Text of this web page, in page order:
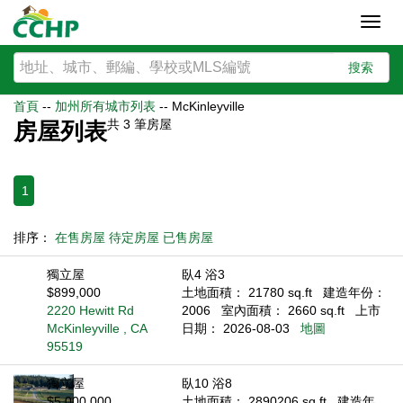
搜索
首頁 -- 加州所有城市列表 -- McKinleyville
房屋列表共 3 筆房屋
1
排序： 在售房屋 待定房屋 已售房屋
獨立屋
$899,000
2220 Hewitt Rd
McKinleyville , CA
95519
臥4 浴3
土地面積： 21780 sq.ft
建造年份：
2006
室內面積： 2660 sq.ft
上市
日期： 2026-08-03
地圖
獨立屋
臥10 浴8